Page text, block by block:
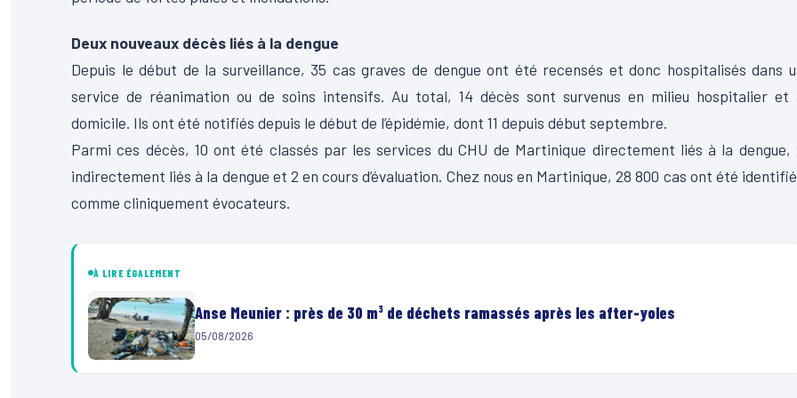
Deux nouveaux décès liés à la dengue
Depuis le début de la surveillance, 35 cas graves de dengue ont été recensés et donc hospitalisés dans
service de réanimation ou de soins intensifs. Au total, 14 décès sont survenus en milieu hospitalier et
domicile. Ils ont été notifiés depuis le début de l’épidémie, dont 11 depuis début septembre.
Parmi ces décès, 10 ont été classés par les services du CHU de Martinique directement liés à la dengue,
indirectement liés à la dengue et 2 en cours d’évaluation. Chez nous en Martinique, 28 800 cas ont été
comme cliniquement évocateurs.
À LIRE ÉGALEMENT
Anse Meunier : près de 30 m³ de déchets ramassés après les after-yoles
05/08/2026